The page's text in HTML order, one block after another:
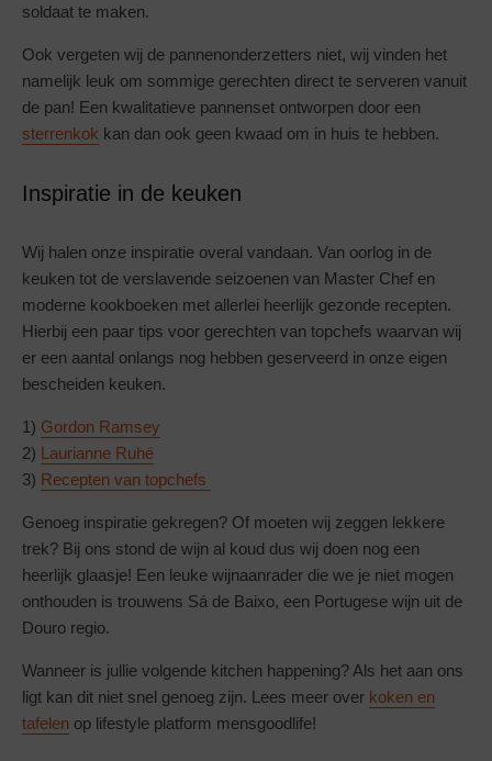
soldaat te maken.
Ook vergeten wij de pannenonderzetters niet, wij vinden het
namelijk leuk om sommige gerechten direct te serveren vanuit
de pan! Een kwalitatieve pannenset ontworpen door een
sterrenkok kan dan ook geen kwaad om in huis te hebben.
Inspiratie in de keuken
Wij halen onze inspiratie overal vandaan. Van oorlog in de
keuken tot de verslavende seizoenen van Master Chef en
moderne kookboeken met allerlei heerlijk gezonde recepten.
Hierbij een paar tips voor gerechten van topchefs waarvan wij
er een aantal onlangs nog hebben geserveerd in onze eigen
bescheiden keuken.
1) Gordon Ramsey
2) Laurianne Ruhé
3) Recepten van topchefs
Genoeg inspiratie gekregen? Of moeten wij zeggen lekkere
trek? Bij ons stond de wijn al koud dus wij doen nog een
heerlijk glaasje! Een leuke wijnaanrader die we je niet mogen
onthouden is trouwens Sá de Baixo, een Portugese wijn uit de
Douro regio.
Wanneer is jullie volgende kitchen happening? Als het aan ons
ligt kan dit niet snel genoeg zijn. Lees meer over koken en
tafelen op lifestyle platform mensgoodlife!